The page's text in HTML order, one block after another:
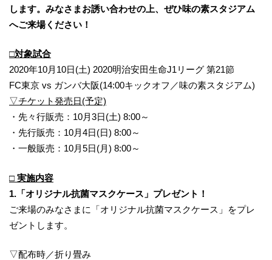
します。みなさまお誘い合わせの上、ぜひ味の素スタジアム
へご来場ください！
□対象試合
2020年10月10日(土) 2020明治安田生命J1リーグ 第21節
FC東京 vs ガンバ大阪(14:00キックオフ／味の素スタジアム)
▽チケット発売日(予定)
・先々行販売：10月3日(土) 8:00～
・先行販売：10月4日(日) 8:00～
・一般販売：10月5日(月) 8:00～
□ 実施内容
1.「オリジナル抗菌マスクケース」プレゼント！
ご来場のみなさまに「オリジナル抗菌マスクケース」をプレ
ゼントします。
▽配布時／折り畳み